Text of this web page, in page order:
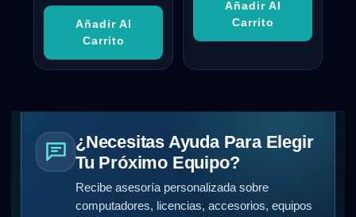
Añadir Al
Carrito
Añadir Al
Carrito
¿Necesitas Ayuda Para Elegir
Tu Próximo Equipo?
Recibe asesoría personalizada sobre
computadores, licencias, accesorios, equipos